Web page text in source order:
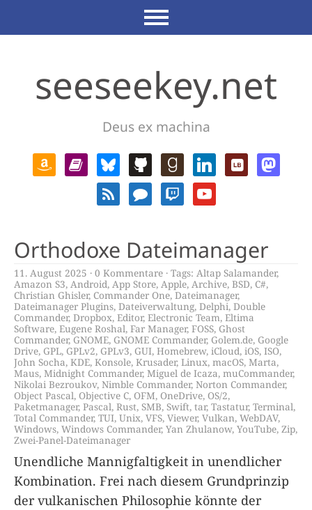
seeseekey.net
Deus ex machina
Orthodoxe Dateimanager
11. August 2025 0 Kommentare Tags: Altap Salamander,
Amazon S3, Android, App Store, Apple, Archive, BSD, C#,
Christian Ghisler, Commander One,Dateimanager,
Dateimanager Plugins, Dateiverwaltung, Delphi, Double
Commander, Dropbox, Editor, Electronic Team, Eltima
Software, Eugene Roshal, Far Manager, FOSS, Ghost
Commander, GNOME, GNOME Commander, Golem.de, Google
Drive, GPL, GPLv2, GPLv3, GUI, Homebrew, iCloud, iOS, ISO,
John Socha, KDE, Konsole, Krusader, Linux, macOS, Marta,
Maus, Midnight Commander, Miguel de Icaza, muCommander,
Nikolai Bezroukov, Nimble Commander, Norton Commander,
Object Pascal, Objective C, OFM, OneDrive, OS/2,
Paketmanager, Pascal, Rust, SMB, Swift, tar, Tastatur, Terminal,
Total Commander, TUI, Unix, VFS, Viewer, Vulkan, WebDAV,
Windows, Windows Commander, Yan Zhulanow, YouTube, Zip,
Zwei-Panel-Dateimanager
Unendliche Mannigfaltigkeit in unendlicher
Kombination. Frei nach diesem Grundprinzip
der vulkanischen Philosophie könnte der